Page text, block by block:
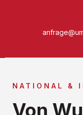
NATIONAL &
Von